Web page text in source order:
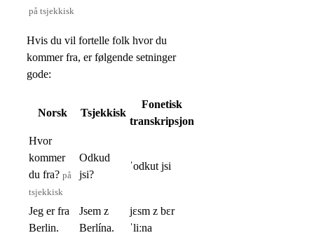
på tsjekkisk
Hvis du vil fortelle folk hvor du
kommer fra, er følgende setninger
gode:
Norsk Tsjekkisk
Fonetisk
transkripsjon
Hvor
kommer
du fra? på
tsjekkisk
Odkud
jsi?
ˈodkut jsi
Jeg er fra
Berlin.
Jsem z
Berlína.
jɛsm z bɛr
ˈliːna